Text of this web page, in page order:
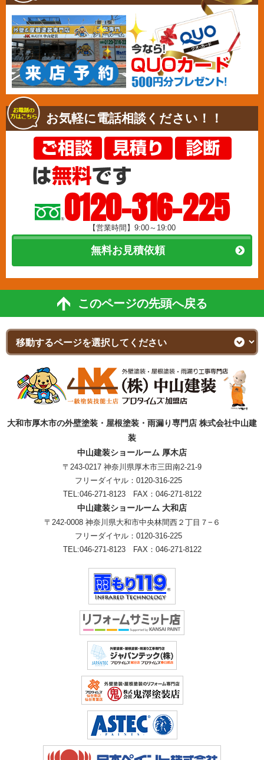
お気軽に電話相談ください！！
0120-316-225
【営業時間】9:00～19:00
無料お見積依頼
このページの先頭へ戻る
大和市厚木市の外壁塗装・屋根塗装・雨漏り専門店 株式会社中山建
装
中山建装ショールーム 厚木店
〒243-0217 神奈川県厚木市三田南2-21-9
フリーダイヤル： 0120-316-225
TEL:046-271-8123 FAX：046-271-8122
中山建装ショールーム 大和店
〒242-0008 神奈川県大和市中央林間西２丁目７−６
フリーダイヤル： 0120-316-225
TEL:046-271-8123 FAX：046-271-8122